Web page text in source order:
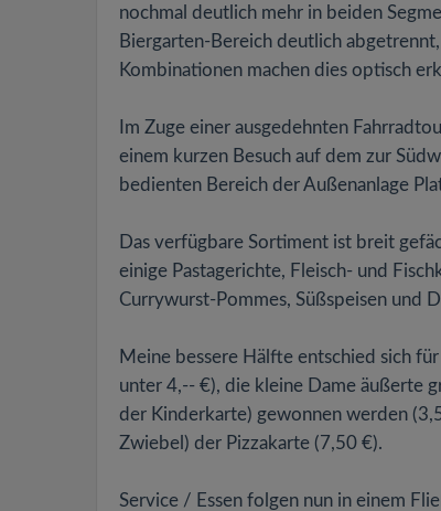
nochmal deutlich mehr in beiden
Biergarten-Bereich deutlich
Kombinationen machen dies optisch
Im Zuge einer ausgedehnten
einem kurzen Besuch auf dem zur
bedienten Bereich der Außenanlage
Das verfügbare Sortiment ist breit
einige Pastagerichte, Fleisch- und
Currywurst-Pommes, Süßspeisen und
Meine bessere Hälfte entschied sich
unter 4,-- €), die kleine Dame äußerte
der Kinderkarte) gewonnen werden
Zwiebel) der Pizzakarte (7,50 €).
Service / Essen folgen nun in einem